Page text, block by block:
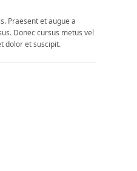
Praesent et augue a
Donec cursus metus vel
dolor et suscipit.